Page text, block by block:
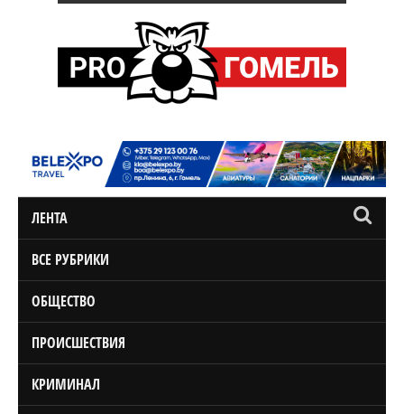
ЛЕНТА
ВСЕ РУБРИКИ
ОБЩЕСТВО
ПРОИСШЕСТВИЯ
КРИМИНАЛ